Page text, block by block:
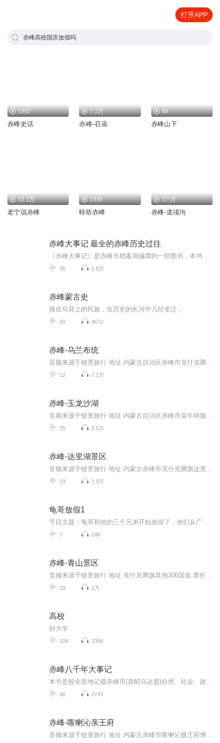
打开APP
赤峰高校国庆放假吗
1992
赤峰史话
7.5万
赤峰-召庙
60
赤峰山下
53.1万
老宁说赤峰
5939
聆听赤峰
5.7万
赤峰-道须沟
赤峰大事记 最全的赤峰历史过往
35 1.8万
赤峰蒙古史
骑在马背上的民族，在历史的长河中几经变迁，
69 4672
赤峰-乌兰布统
12 7.1万
赤峰-玉龙沙湖
25 2.5万
赤峰-达里湖景区
19 1.9万
龟哥放假1
7 249
赤峰-青山景区
19 1万
高校
好大学
104 3396
赤峰八千年大事记
66 2743
赤峰-喀喇沁亲王府